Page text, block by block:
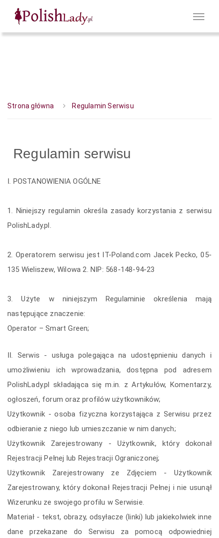
Strona główna Regulamin Serwisu
Regulamin serwisu
I. POSTANOWIENIA OGÓLNE
1. Niniejszy regulamin określa zasady korzystania z serwisu
PolishLady.pl.
2. Operatorem serwisu jest IT-Poland.com Jacek Pecko, 05-
135 Wieliszew, Wilowa 2. NIP: 568-148-94-23
3. Użyte w niniejszym Regulaminie określenia mają
następujące znaczenie:
Operator – Smart Green;
II. Serwis - usługa polegająca na udostępnieniu danych i
umożliwieniu ich wprowadzania, dostępna pod adresem
PolishLady.pl składająca się m.in. z Artykułów, Komentarzy,
ogłoszeń, forum oraz profilów użytkowników;
Użytkownik - osoba fizyczna korzystająca z Serwisu przez
odbieranie z niego lub umieszczanie w nim danych;
Użytkownik Zarejestrowany - Użytkownik, który dokonał
Rejestracji Pełnej lub Rejestracji Ograniczonej;
Użytkownik Zarejestrowany ze Zdjęciem - Użytkownik
Zarejestrowany, który dokonał Rejestracji Pełnej i nie usunął
Wizerunku ze swojego profilu w Serwisie.
Materiał - tekst, obrazy, odsyłacze (linki) lub jakiekolwiek inne
dane przekazane do Serwisu za pomocą odpowiedniej